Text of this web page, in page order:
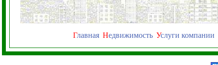
Главная Недвижимость Услуги компании